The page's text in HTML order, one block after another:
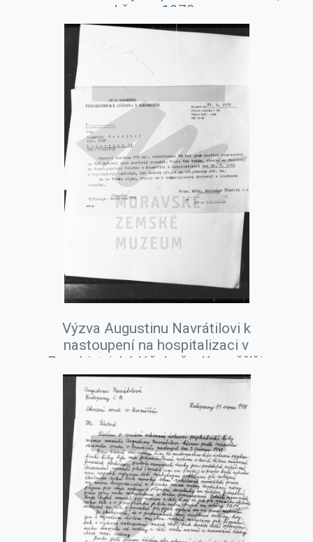
březen 1978.
Výzva Augustinu Navrátilovi k
nastoupení na hospitalizaci v
Psychiatrické léčebně v Kroměříži,
březen 1978.